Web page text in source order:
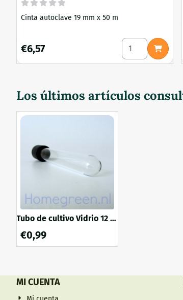
Cinta autoclave 19 mm x 50 m
Precio: 6,57
€6,57 Seleccionar
Los últimos artículos
Tubo de cultivo Vidrio 12 x
€0,99
MI CUENTA